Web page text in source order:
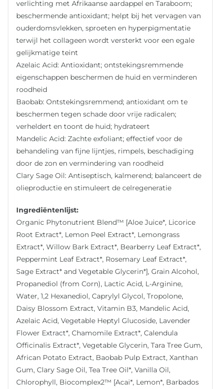
verlichting met Afrikaanse aardappel en Taraboom;
beschermende antioxidant; helpt bij het vervagen van
ouderdomsvlekken, sproeten en hyperpigmentatie
terwijl het collageen wordt versterkt voor een egale
gelijkmatige teint
Azelaic Acid: Antioxidant; ontstekingsremmende
eigenschappen beschermen de huid en verminderen
roodheid
Baobab: Ontstekingsremmend; antioxidant om te
beschermen tegen schade door vrije radicalen;
verheldert en toont de huid; hydrateert
Mandelic Acid: Zachte exfoliant; effectief voor de
behandeling van fijne lijntjes, rimpels, beschadiging
door de zon en vermindering van roodheid
Clary Sage Oil: Antiseptisch, kalmerend; balanceert de
olieproductie en stimuleert de celregeneratie
Ingrediëntenlijst:
Organic Phytonutrient Blend™ [Aloe Juice*, Licorice
Root Extract*, Lemon Peel Extract*, Lemongrass
Extract*, Willow Bark Extract*, Bearberry Leaf Extract*,
Peppermint Leaf Extract*, Rosemary Leaf Extract*,
Sage Extract* and Vegetable Glycerin*], Grain Alcohol,
Propanediol (from Corn), Lactic Acid, L-Arginine,
Water, 1,2 Hexanediol, Caprylyl Glycol, Tropolone,
Daisy Blossom Extract, Vitamin B3, Mandelic Acid,
Azelaic Acid, Vegetable Heptyl Glucoside, Lavender
Flower Extract*, Chamomile Extract*, Calendula
Officinalis Extract*, Vegetable Glycerin, Tara Tree Gum,
African Potato Extract, Baobab Pulp Extract, Xanthan
Gum, Clary Sage Oil, Tea Tree Oil*, Vanilla Oil,
Chlorophyll, Biocomplex2™ [Acai*, Lemon*, Barbados